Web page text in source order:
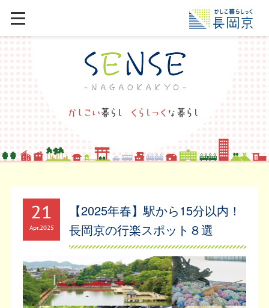
21
Apr2025
【2025年春】駅から15分以内！
長岡京の行楽スポット８選